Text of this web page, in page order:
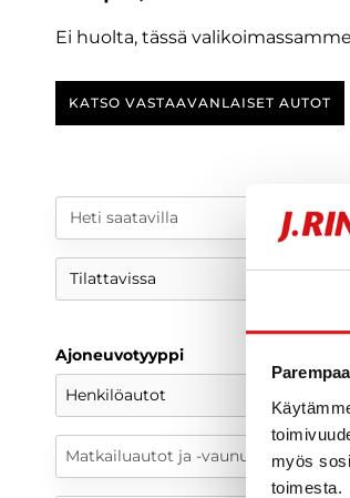
myös
toimesta.
Ei huolta, tässä
KATSO VASTAAVANLAISET AUTOT
Heti saatavilla
Tilattavissa
Ajoneuvotyyppi
Henkilöautot
Matkailuautot ja -vaunut